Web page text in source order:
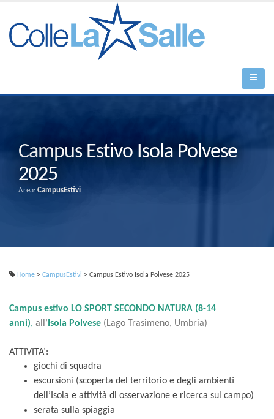
Campus Estivo Isola Polvese
2025
Area: CampusEstivi
Home > CampusEstivi > Campus Estivo Isola Polvese 2025
Campus estivo LO SPORT SECONDO NATURA (8-14
anni), all’ Isola Polvese (Lago Trasimeno, Umbria)
ATTIVITA’:
giochi di squadra
escursioni (scoperta del territorio e degli ambienti
dell’Isola e attività di osservazione e ricerca sul campo)
serata sulla spiaggia